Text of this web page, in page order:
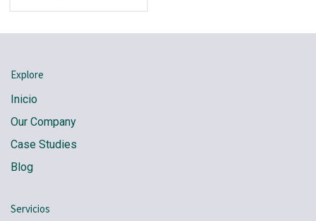
Explore
Inicio
Our Company
Case Studies
Blog
Servicios